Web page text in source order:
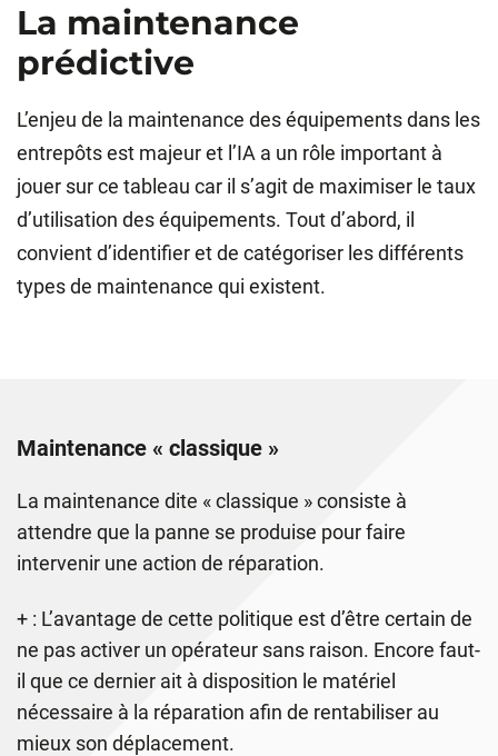
La maintenance
prédictive
L’enjeu de la maintenance des équipements dans les
entrepôts est majeur et l’IA a un rôle important à
jouer sur ce tableau car il s’agit de maximiser le taux
d’utilisation des équipements. Tout d’abord, il
convient d’identifier et de catégoriser les différents
types de maintenance qui existent.
Maintenance « classique »
La maintenance dite « classique » consiste à
attendre que la panne se produise pour faire
intervenir une action de réparation.
+ : L’avantage de cette politique est d’être certain de
ne pas activer un opérateur sans raison. Encore faut-
il que ce dernier ait à disposition le matériel
nécessaire à la réparation afin de rentabiliser au
mieux son déplacement.